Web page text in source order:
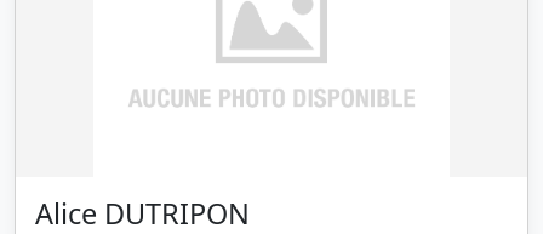
Alice DUTRIPON